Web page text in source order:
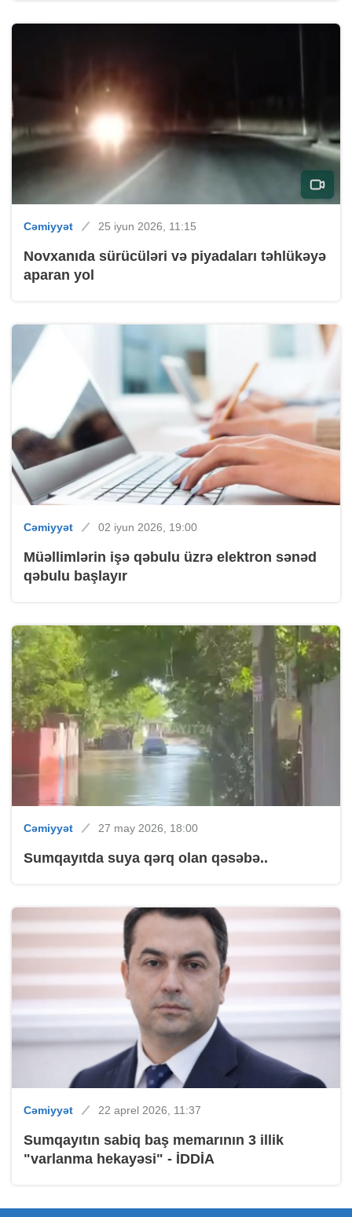
Cəmiyyət 25 iyun 2026, 11:15
Novxanıda sürücüləri və piyadaları təhlükəyə
aparan yol
Cəmiyyət 02 iyun 2026, 19:00
Müəllimlərin işə qəbulu üzrə elektron sənəd
qəbulu başlayır
Cəmiyyət 27 may 2026, 18:00
Sumqayıtda suya qərq olan qəsəbə..
Cəmiyyət 22 aprel 2026, 11:37
Sumqayıtın sabiq baş memarının 3 illik
"varlanma hekayəsi" - İDDİA